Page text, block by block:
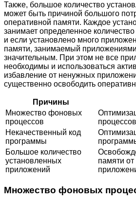
Также, большое количество
может быть причиной большого
оперативной памяти. Каждое
занимает определенное
и если установлено много
памяти, занимаемый
значительным. При этом не все
необходимы и использоваться
избавление от ненужных
существенно освободить
Причины
Множество фоновых
процессов
процессов
Некачественный код
программы
Большое количество
установленных
приложений
памяти
Множество фоновых